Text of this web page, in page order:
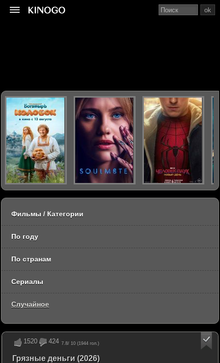
1520 424 7.8/ 10 (1944 гол.)
Грязные деньги (2026)
ok
Фильмы / Категории
По году
По странам
Сериалы
Случайное